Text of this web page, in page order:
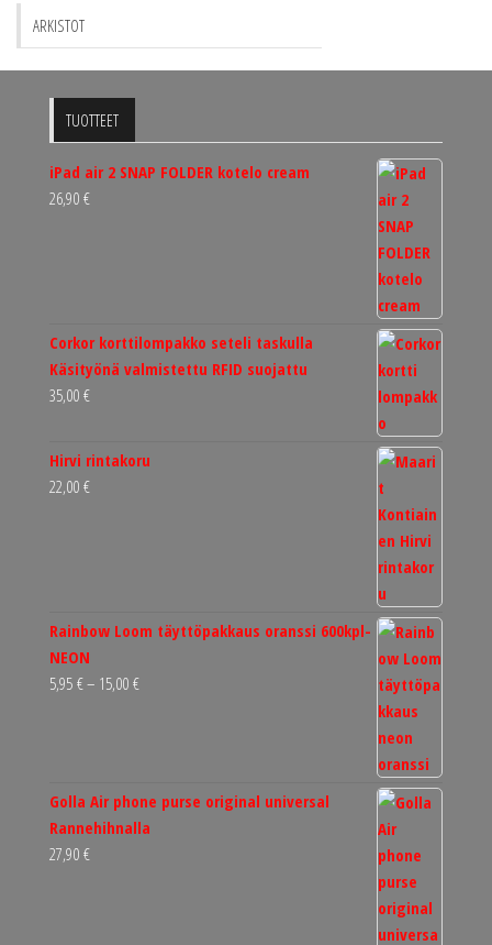
ARKISTOT
TUOTTEET
iPad air 2 SNAP FOLDER kotelo cream
26,90 €
Corkor korttilompakko seteli taskulla
Käsityönä valmistettu RFID suojattu
35,00 €
Hirvi rintakoru
22,00 €
Rainbow Loom täyttöpakkaus oranssi 600kpl-
NEON
5,95 €– 15,00 €Hintaluokka:
Golla Air phone purse original universal
Rannehihnalla
27,90 €